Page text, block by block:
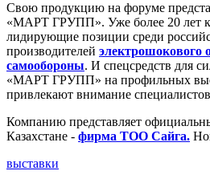
Свою продукцию на форуме
«МАРТ ГРУПП». Уже более 20 лет
лидирующие позиции среди
производителей электрошокового
самообороны. И спецсредств для
«МАРТ ГРУПП» на профильных
привлекают внимание
Компанию представляет
Казахстане - фирма ТОО Сайга.
выставки